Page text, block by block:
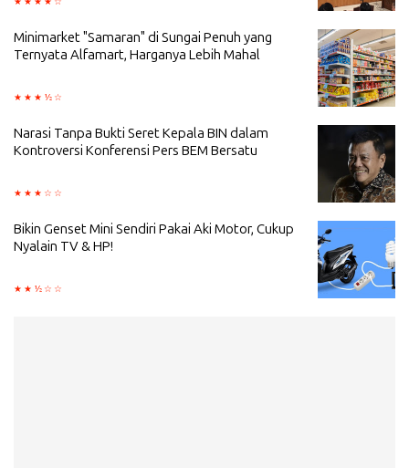
Minimarket "Samaran" di Sungai Penuh yang
Ternyata Alfamart, Harganya Lebih Mahal
Narasi Tanpa Bukti Seret Kepala BIN dalam
Kontroversi Konferensi Pers BEM Bersatu
Bikin Genset Mini Sendiri Pakai Aki Motor, Cukup
Nyalain TV & HP!